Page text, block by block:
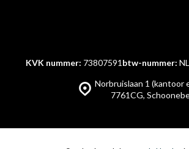
Norbruislaan 1 (kantoor
7761CG,
KVK nummer: 73807591 btw-nummer: